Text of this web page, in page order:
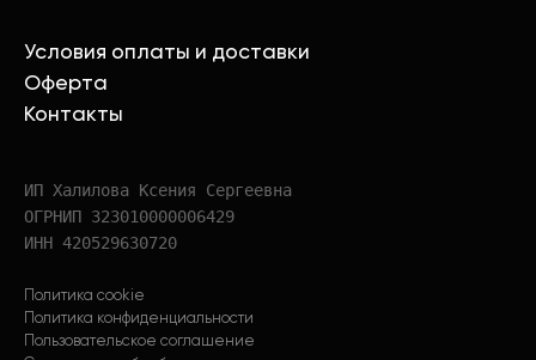
Условия оплаты и доставки
Оферта
Контакты
ИП Халилова Ксения Сергеевна
ОГРНИП 323010000006429
ИНН 420529630720
Политика cookie
Политика конфиденциальности
Пользовательское соглашение